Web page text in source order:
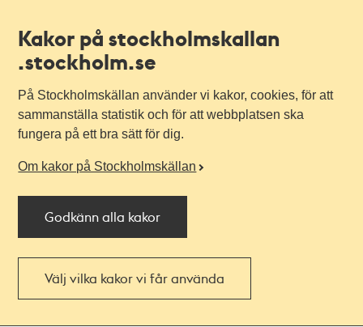
Kakor på stockholmskallan
.stockholm.se
På Stockholmskällan använder vi kakor, cookies, för att
sammanställa statistik och för att webbplatsen ska
fungera på ett bra sätt för dig.
Om kakor på Stockholmskällan
Godkänn alla kakor
Välj vilka kakor vi får använda